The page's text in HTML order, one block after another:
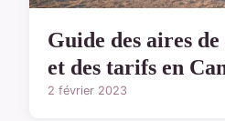
Guide des aires
et des tarifs en
2 février 2023